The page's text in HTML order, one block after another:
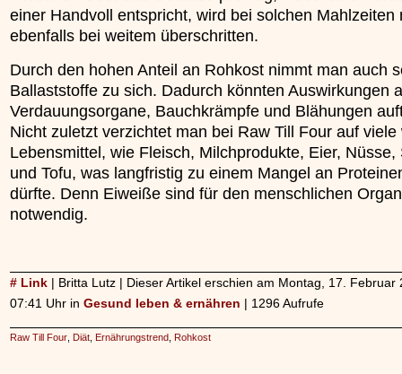
einer Handvoll entspricht, wird bei solchen Mahlzeiten
ebenfalls bei weitem überschritten.
Durch den hohen Anteil an Rohkost nimmt man auch
Ballaststoffe zu sich. Dadurch könnten Auswirkungen
Verdauungsorgane, Bauchkrämpfe und Blähungen
Nicht zuletzt verzichtet man bei Raw Till Four auf viele
Lebensmittel, wie Fleisch, Milchprodukte, Eier, Nüsse,
und Tofu, was langfristig zu einem Mangel an
dürfte. Denn Eiweiße sind für den menschlichen
notwendig.
# Link | Britta Lutz | Dieser Artikel erschien am Montag, 17. Februar
07:41 Uhr in Gesund leben & ernähren | 1296 Aufrufe
Raw Till Four Diät Ernährungstrend Rohkost